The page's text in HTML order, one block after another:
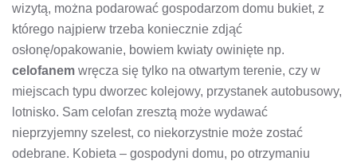
wizytą, można podarować gospodarzom domu bukiet, z
którego najpierw trzeba koniecznie zdjąć
osłonę/opakowanie, bowiem kwiaty owinięte np.
celofanem wręcza się tylko na otwartym terenie, czy w
miejscach typu dworzec kolejowy, przystanek autobusowy,
lotnisko. Sam celofan zresztą może wydawać
nieprzyjemny szelest, co niekorzystnie może zostać
odebrane. Kobieta – gospodyni domu, po otrzymaniu